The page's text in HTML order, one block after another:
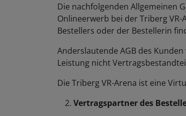
Die nachfolgenden Allgemeinen
Onlineerwerb bei der Triberg
Bestellers oder der Bestellerin
Anderslautende AGB des
Leistung nicht
Die Triberg VR-Arena ist eine
Vertragspartner des